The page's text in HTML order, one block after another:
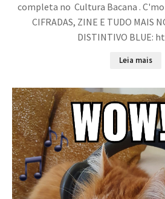
completa no Cultura Bacana .
CIFRADAS, ZINE E TUDO MAIS
DISTINTIVO BLUE:
Leia mais